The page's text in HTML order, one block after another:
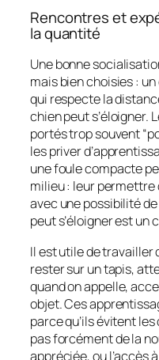
Rencontres et
la quantité
Une bonne
mais bien choisies :
qui respecte la
chien peut s’éloigner.
portés trop souvent
les priver
une foule compacte
milieu : leur permettre
avec une possibilité
peut s’éloigner est un
Il est utile de travailler
rester sur un tapis,
quand on appelle,
objet. Ces
parce qu’ils évitent
pas forcément de la
appréciée, ou l’accès